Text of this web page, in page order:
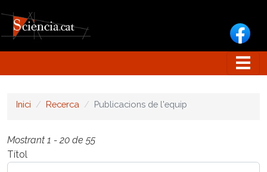
Inici Recerca Publicacions de l'equip
Mostrant 1 - 20 de 55
Títol